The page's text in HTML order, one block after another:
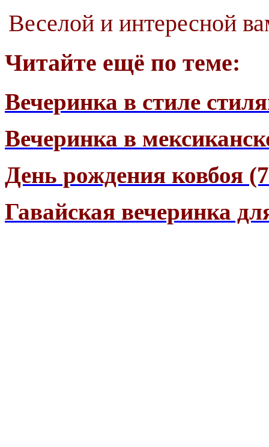
Веселой и интересной
Читайте ещё по теме:
Вечеринка в стиле
Вечеринка в
День рождения ковбоя
Гавайская вечеринка